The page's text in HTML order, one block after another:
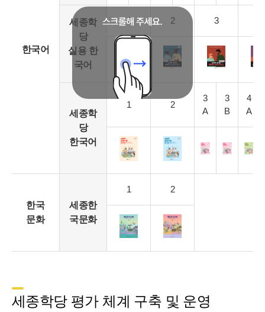
한국어
세종학
당
실용 한
국어
1 2 3
세종학
당
한국어
1 2
3
A
3
B
4
A
한국
문화
세종한
국문화
1 2
세종학당 평가 체계 구축 및 운영